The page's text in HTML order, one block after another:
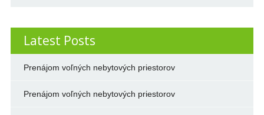
Latest Posts
Prenájom voľných nebytových priestorov
Prenájom voľných nebytových priestorov